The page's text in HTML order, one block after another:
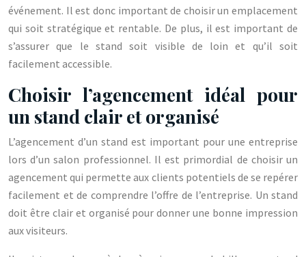
événement. Il est donc important de choisir un emplacement
qui soit stratégique et rentable. De plus, il est important de
s’assurer que le stand soit visible de loin et qu’il soit
facilement accessible.
Choisir l’agencement idéal pour
un stand clair et organisé
L’agencement d’un stand est important pour une entreprise
lors d’un salon professionnel. Il est primordial de choisir un
agencement qui permette aux clients potentiels de se repérer
facilement et de comprendre l’offre de l’entreprise. Un stand
doit être clair et organisé pour donner une bonne impression
aux visiteurs.